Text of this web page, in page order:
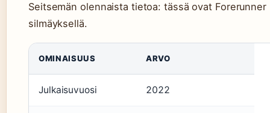
Seitsemän olennaista tietoa: tässä ovat
silmäyksellä.
OMINAISUUS ARVO
Julkaisuvuosi 2022